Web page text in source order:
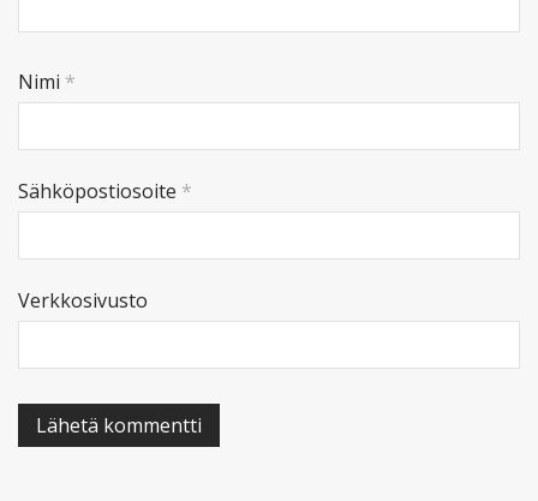
Nimi *
Sähköpostiosoite *
Verkkosivusto